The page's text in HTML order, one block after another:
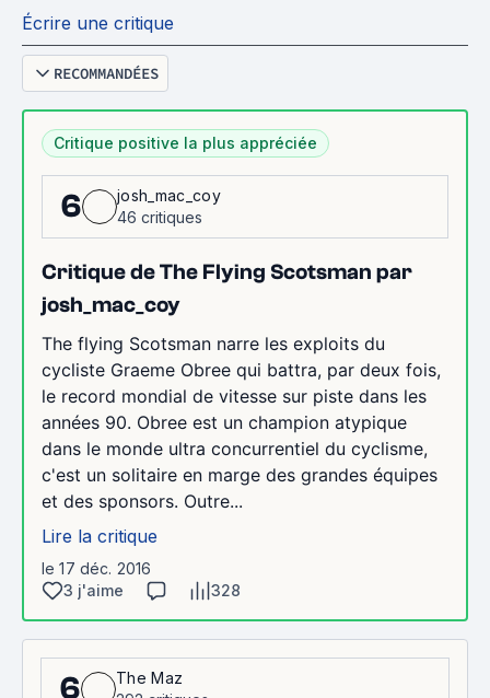
Écrire une critique
RECOMMANDÉES
Critique positive la plus appréciée
6
josh_mac_coy
46 critiques
Critique de The Flying Scotsman par
josh_mac_coy
The flying Scotsman narre les exploits du
cycliste Graeme Obree qui battra, par deux fois,
le record mondial de vitesse sur piste dans les
années 90. Obree est un champion atypique
dans le monde ultra concurrentiel du cyclisme,
c'est un solitaire en marge des grandes équipes
et des sponsors. Outre...
Lire la critique
le 17 déc. 2016
3 j'aime
328
6
The Maz